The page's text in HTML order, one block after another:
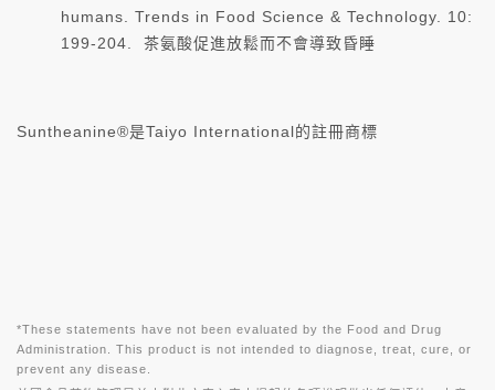
humans. Trends in Food Science & Technology. 10:
199-204. 茶氨酸促進放鬆而不會導致昏睡
Suntheanine®是Taiyo International的註冊商標
*These statements have not been evaluated by the Food and Drug
Administration. This product is not intended to diagnose, treat, cure, or
prevent any disease.